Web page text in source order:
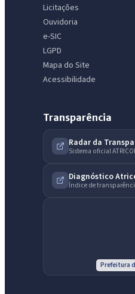
Licitações
Ouvidoria
e-SIC
LGPD
Mapa do Site
Acessibilidade
Transparência
Radar da
Sistema oficial
Diagnóstico
Índice de
Prefeitura
IntGest AI
Assistente do Portal